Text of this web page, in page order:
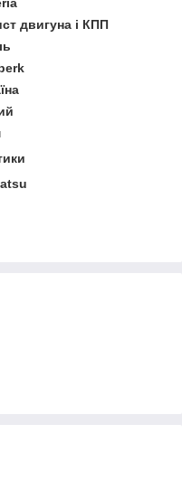
двигуна і КПП